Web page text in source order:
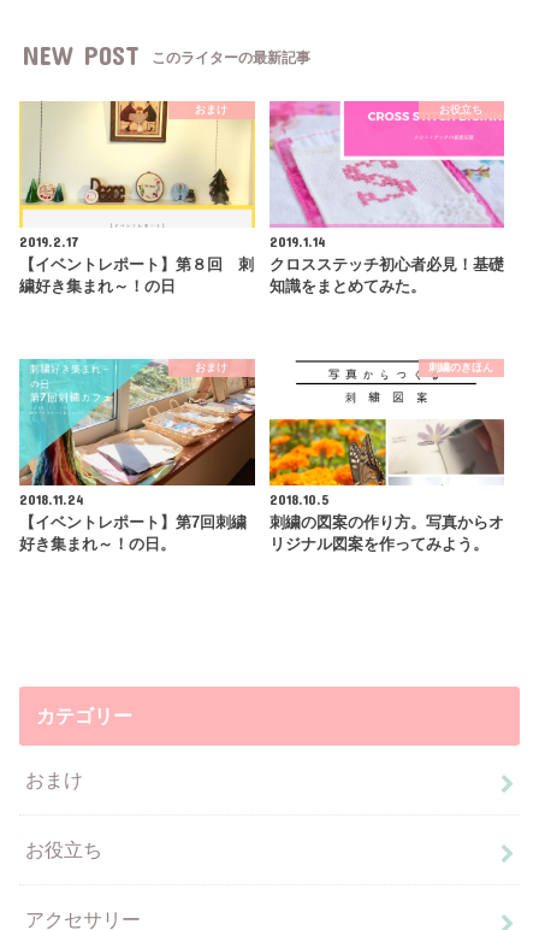
NEW POST このライターの最新記事
おまけ
2019.2.17
【イベントレポート】第８回 刺
繍好き集まれ～！の日
お役立ち
2019.1.14
クロスステッチ初心者必見！基礎
知識をまとめてみた。
おまけ
2018.11.24
【イベントレポート】第7回刺繍
好き集まれ～！の日。
刺繍のきほん
2018.10.5
刺繍の図案の作り方。写真からオ
リジナル図案を作ってみよう。
カテゴリー
おまけ
お役立ち
アクセサリー